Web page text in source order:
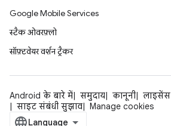
Google Mobile Services
स्टैक ओवरफ़्लो
सॉफ़्टवेयर वर्शन ट्रैकर
Android के बारे में समुदाय कानूनी लाइसेंस
साइट संबंधी सुझाव
Manage cookies